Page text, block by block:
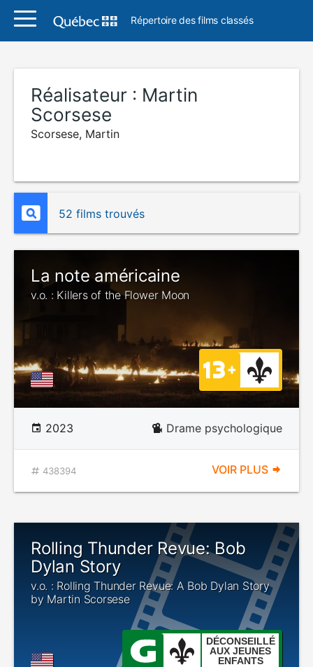
Répertoire des films classés
Réalisateur : Martin
Scorsese
Scorsese, Martin
52 films trouvés
La note américaine
v.o. : Killers of the Flower Moon
2023 Drame psychologique
438394 VOIR PLUS
Rolling Thunder Revue: Bob
Dylan Story
v.o. : Rolling Thunder Revue: A Bob Dylan Story
by Martin Scorsese
DÉCONSEILLÉ
AUX JEUNES
ENFANTS